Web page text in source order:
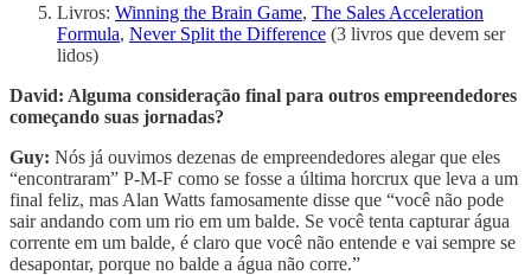
Livros: Winning the Brain Game, The Sales Acceleration
Formula, Never Split the Difference (3 livros que devem ser
lidos)
David: Alguma consideração final para outros empreendedores
começando suas jornadas?
Guy: Nós já ouvimos dezenas de empreendedores alegar que eles
“encontraram” P-M-F como se fosse a última horcrux que leva a um
final feliz, mas Alan Watts famosamente disse que “você não pode
sair andando com um rio em um balde. Se você tenta capturar água
corrente em um balde, é claro que você não entende e vai sempre se
desapontar, porque no balde a água não corre.”